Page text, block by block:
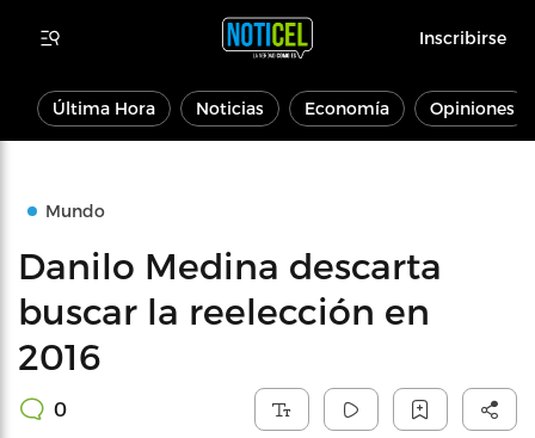
Inscribirse
Última Hora Noticias Economía Opiniones
Mundo
Danilo Medina descarta
buscar la reelección en
2016
0